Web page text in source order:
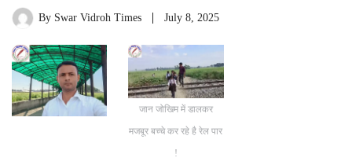
By Swar Vidroh Times July 8, 2025
जान जोखिम में डालकर
मजबूर बच्चे कर रहे है रेल पार
!